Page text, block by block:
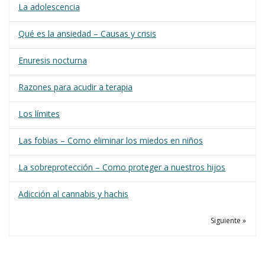
La adolescencia
Qué es la ansiedad – Causas y crisis
Enuresis nocturna
Razones para acudir a terapia
Los límites
Las fobias – Como eliminar los miedos en niños
La sobreprotección – Como proteger a nuestros hijos
Adicción al cannabis y hachis
Siguiente »